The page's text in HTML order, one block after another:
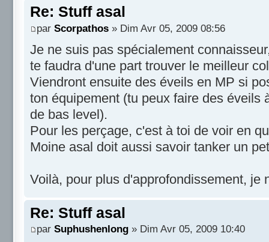
Re: Stuff asal
par Scorpathos » Dim Avr 05, 2009 08:56
Je ne suis pas spécialement
te faudra d'une part trouver le meilleur
Viendront ensuite des éveils en MP si
ton équipement (tu peux faire des éveils
de bas level).
Pour les perçage, c'est à toi de voir en
Moine asal doit aussi savoir tanker un
Voilà, pour plus d'approfondissement, je
Re: Stuff asal
par Suphushenlong » Dim Avr 05, 2009 10:40